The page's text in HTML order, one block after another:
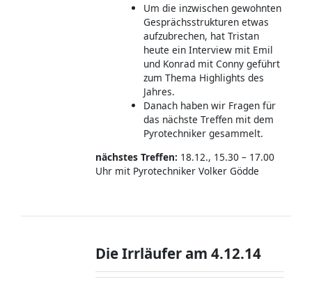
Um die inzwischen gewohnten
Gesprächsstrukturen etwas
aufzubrechen, hat Tristan
heute ein Interview mit Emil
und Konrad mit Conny geführt
zum Thema Highlights des
Jahres.
Danach haben wir Fragen für
das nächste Treffen mit dem
Pyrotechniker gesammelt.
nächstes Treffen: 18.12., 15.30 – 17.00
Uhr mit Pyrotechniker Volker Gödde
Die Irrläufer am 4.12.14